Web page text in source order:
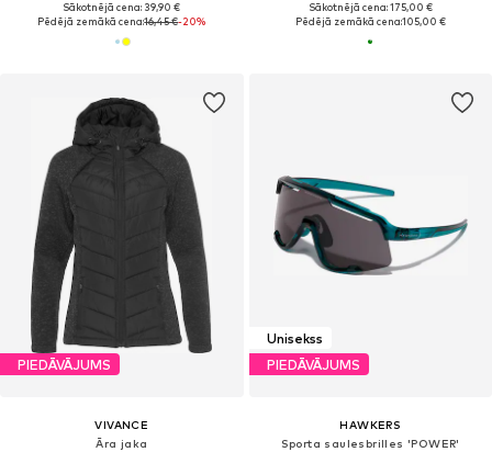
Sākotnējā cena: 39,90 €
Pēdējā zemākā cena:16,45 €-20%
Sākotnējā cena: 175,00 €
Pēdējā zemākā cena:105,00 €
PIEDĀVĀJUMS
VIVANCE
Āra jaka
Unisekss
PIEDĀVĀJUMS
HAWKERS
Sporta saulesbrilles 'POWER'